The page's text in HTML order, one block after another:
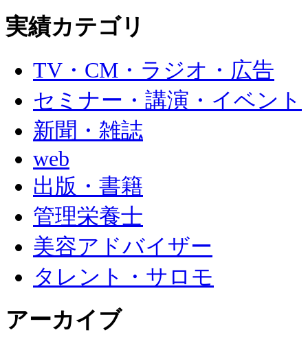
実績カテゴリ
TV・CM・ラジオ・広告
セミナー・講演・イベント
新聞・雑誌
web
出版・書籍
管理栄養士
美容アドバイザー
タレント・サロモ
アーカイブ